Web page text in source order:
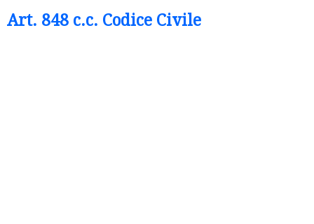
Art. 848 c.c. Codice Civile